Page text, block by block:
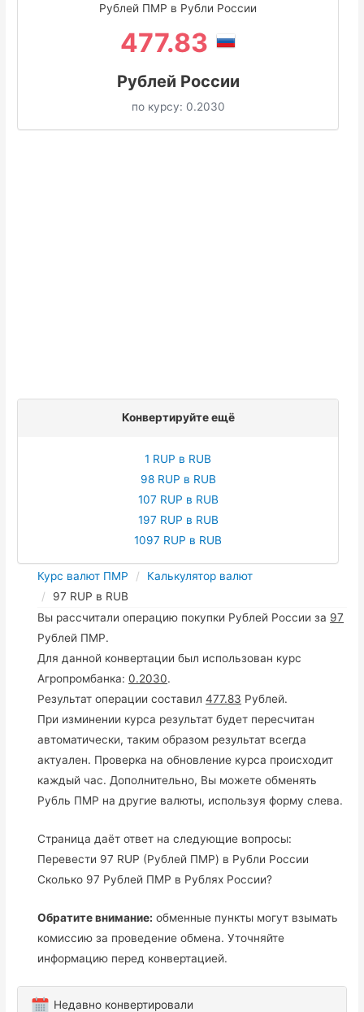
Рублей ПМР в Рубли России
477.83
Рублей России
по курсу: 0.2030
Конвертируйте ещё
1 RUP в RUB
98 RUP в RUB
107 RUP в RUB
197 RUP в RUB
1097 RUP в RUB
Курс валют ПМР
Калькулятор валют
97 RUP в RUB
Вы рассчитали операцию покупки Рублей России за 97
Рублей ПМР.
Для данной конвертации был использован курс
Агропромбанка:0.2030.
Результат операции составил477.83 Рублей.
При изминении курса результат будет пересчитан
автоматически, таким образом результат всегда
актуален. Проверка на обновление курса происходит
каждый час. Дополнительно, Вы можете обменять
Рубль ПМР на другие валюты, используя форму слева.
Страница даёт ответ на следующие вопросы:
Перевести 97 RUP (Рублей ПМР) в Рубли России
Сколько 97 Рублей ПМР в Рублях России?
Обратите внимание: обменные пункты могут взымать
комиссию за проведение обмена. Уточняйте
информацию перед конвертацией.
Недавно конвертировали